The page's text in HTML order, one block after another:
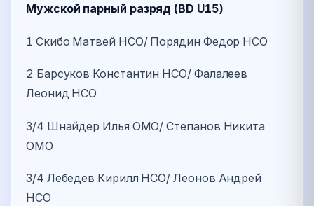
Мужской парный разряд (BD U15)
1 Скибо Матвей НСО/ Порядин Федор НСО
2 Барсуков Константин НСО/ Фалалеев
Леонид НСО
3/4 Шнайдер Илья ОМО/ Степанов Никита
ОМО
3/4 Лебедев Кирилл НСО/ Леонов Андрей
НСО